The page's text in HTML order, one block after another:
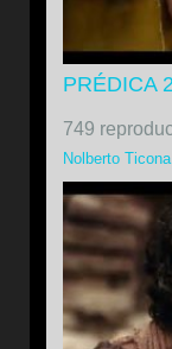
PRÉDICA
749
Nolberto Ticona